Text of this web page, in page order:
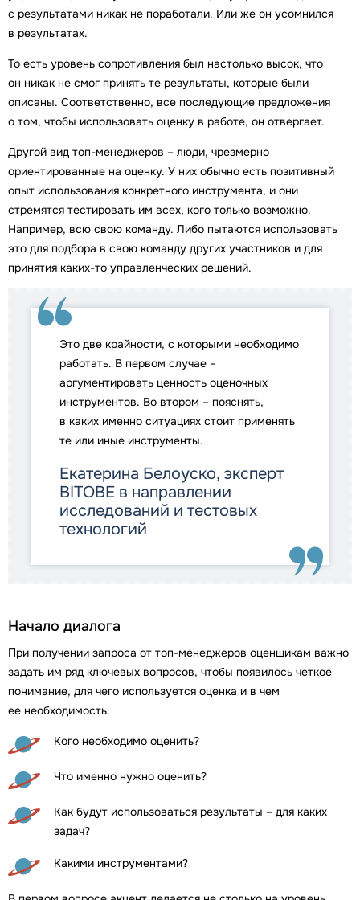
с результатами никак не поработали. Или же он усомнился
в результатах.
То есть уровень сопротивления был настолько высок, что
он никак не смог принять те результаты, которые были
описаны. Соответственно, все последующие предложения
о том, чтобы использовать оценку в работе, он отвергает.
Другой вид топ-менеджеров – люди, чрезмерно
ориентированные на оценку. У них обычно есть позитивный
опыт использования конкретного инструмента, и они
стремятся тестировать им всех, кого только возможно.
Например, всю свою команду. Либо пытаются использовать
это для подбора в свою команду других участников и для
принятия каких-то управленческих решений.
Это две крайности, с которыми необходимо
работать. В первом случае –
аргументировать ценность оценочных
инструментов. Во втором – пояснять,
в каких именно ситуациях стоит применять
те или иные инструменты.
Екатерина Белоуско, эксперт
BITOBЕ в направлении
исследований и тестовых
технологий
Начало диалога
При получении запроса от топ-менеджеров оценщикам важно
задать им ряд ключевых вопросов, чтобы появилось четкое
понимание, для чего используется оценка и в чем
ее необходимость.
Кого необходимо оценить?
Что именно нужно оценить?
Как будут использоваться результаты – для каких
задач?
Какими инструментами?